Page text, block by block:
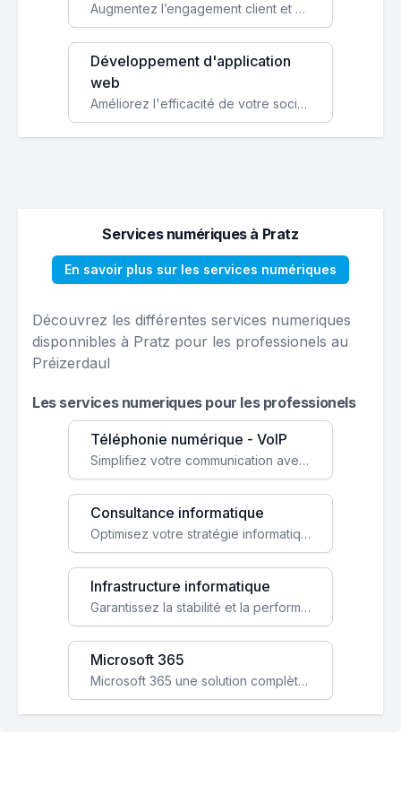
Augmentez l’engagement client et simplifiez vos processus avec une application mobile sur mesure, disponible sur iOS et Android.
Développement d'application
web
Améliorez l'efficacité de votre société avec une application web personnalisée accessible partout et tout le temps.
Services numériques à Pratz
En savoir plus sur les services numériques
Découvrez les différentes services numeriques
disponnibles à Pratz pour les professionels au
Préizerdaul
Les services numeriques pour les professionels
Téléphonie numérique - VoIP
Simplifiez votre communication avec une solution VoIP flexible, économique et adaptée à vos besoins professionnels.
Consultance informatique
Optimisez votre stratégie informatique avec l'expertise de nos consultants pour améliorer votre efficacité et sécurité.
Infrastructure informatique
Garantissez la stabilité et la performance de votre entreprise avec une infrastructure IT sécurisée et évolutive.
Microsoft 365
Microsoft 365 une solution complète qui booste votre productivité, renforce la sécurité de vos données et facilite la collaboration.